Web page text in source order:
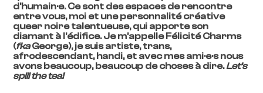
d’humain·e. Ce sont des espaces de rencontre
entre vous, moi et une personnalité créative
queer noire talentueuse, qui apporte son
diamant à l’édifice. Je m’appelle Félicité Charms
(fkaGeorge), je suis artiste, trans,
afrodescendant, handi, et avec mes ami·e·s nous
avons beaucoup, beaucoup de choses à dire.Let’s
spill the tea!